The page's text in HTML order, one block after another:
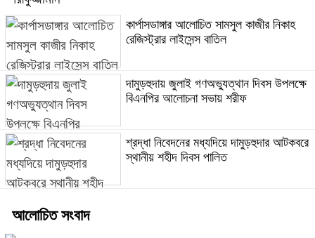
কার্পাসডাঙ্গার আলোচিত সামসুল কাজীর নিকাহ
রেজিস্ট্রার লাইসেন্স বাতিল
দামুড়হুদায় জুলাই গণঅভ্যুত্থান দিবস উপলক্ষে
বিএনপির আলোচনা সভায় শরীফ
শ্রদ্ধা নিবেদনের মধ্যদিয়ে দামুড়হুদার আটকবরে
স্থানীয় শহীদ দিবস পালিত
আলোচিত সংবাদ